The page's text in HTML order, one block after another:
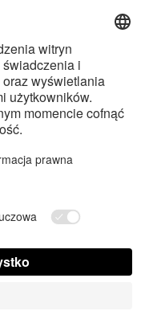
znakami
i każde użycie tych znaków
na licencji.
towarowymi Apple Inc.
towarowymi Google LLC.
us today